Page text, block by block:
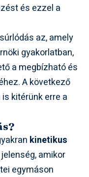
és ezzel a
az, amely
gyakorlatban,
a megbízható és
A következő
kitérünk erre a
kinetikus
amikor
egymáson